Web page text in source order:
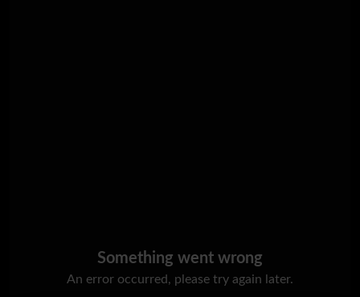
Something went wrong
An error occurred, please try again later.